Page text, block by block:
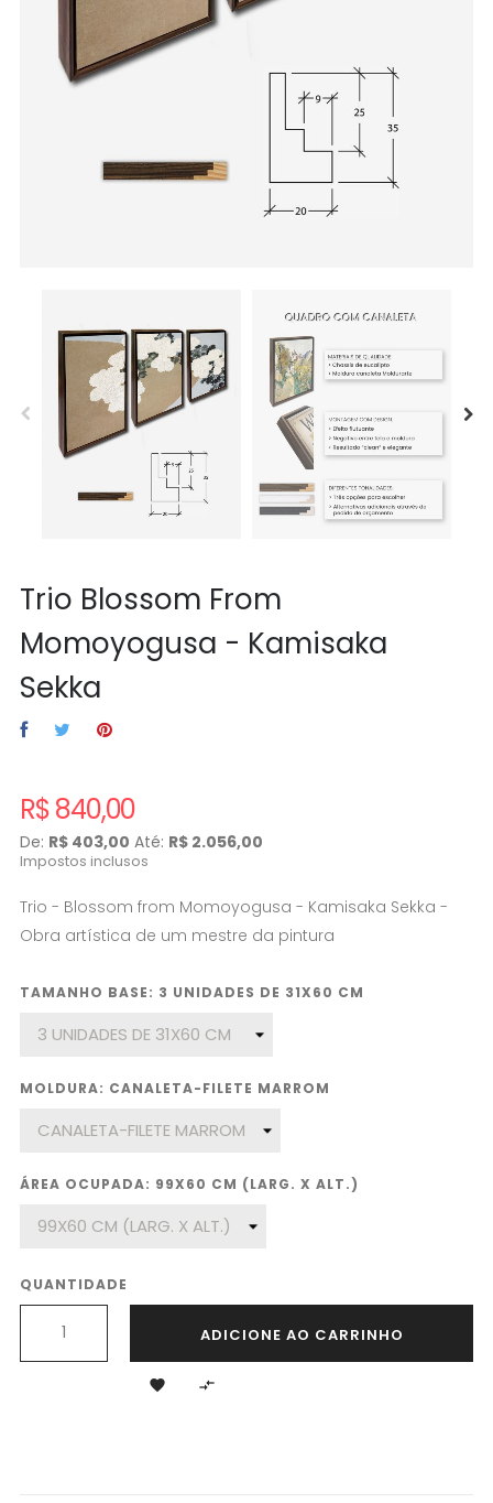
Trio Blossom From
Momoyogusa - Kamisaka
Sekka
R$ 840,00
De: R$ 403,00 Até: R$ 2.056,00
Impostos inclusos
Trio - Blossom from Momoyogusa - Kamisaka Sekka -
Obra artística de um mestre da pintura
TAMANHO BASE: 3 UNIDADES DE 31X60 CM
MOLDURA: CANALETA-FILETE MARROM
ÁREA OCUPADA: 99X60 CM (LARG. X ALT.)
QUANTIDADE
ADICIONE AO CARRINHO
 